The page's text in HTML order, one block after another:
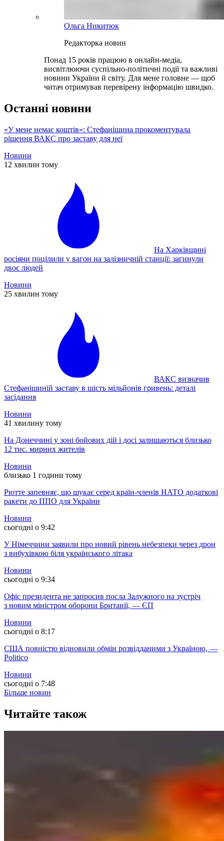
Ольга Никитюк
Редакторка новин
Понад 15 років працюю в онлайн-медіа,
висвітлюючи суспільно-політичні події та важливі
новини України й світу. Для мене головне — щоб
читач отримував перевірену інформацію швидко.
Останні новини
«У мене немає коштів»: Стефанішина прокоментувала
рішення ВАКС про заставу для неї
Новини
12 хвилин тому
На Харківщині
росіяни поцілили у вагон на залізничній станції: загинули
двоє людей
Новини
25 хвилин тому
ВАКС визначив
Стефанішиній заставу в шість мільйонів гривень: деталі
засідання
Новини
41 хвилину тому
На Донеччині у зоні бойових дій і досі залишаються близько
12 тис. мирних жителів
Новини
близько 1 години тому
Рютте запевняє, що шукає серед країн-членів НАТО додаткові
ракети до ППО для України
Новини
сьогодні о 9:42
У Німеччини заявили про новий рівень небезпеки через дрон
з вибухівкою біля українського літака
Новини
сьогодні о 9:34
Офіс президента не запросив посла Залужного на зустріч
з новим міністром оборони Британії, — ЄП
Новини
сьогодні о 8:17
США повністю відновили обмін розвідданими з Україною, —
Politico
Новини
сьогодні о 7:48
Більше новин
Читайте також